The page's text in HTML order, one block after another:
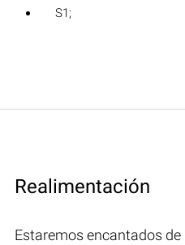
S1;
Realimentación
Estaremos encantados de